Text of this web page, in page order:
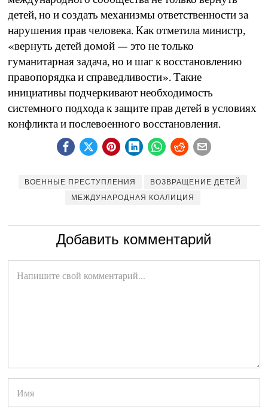
детей, но и создать механизмы ответственности за
нарушения прав человека. Как отметила министр,
«вернуть детей домой — это не только
гуманитарная задача, но и шаг к восстановлению
правопорядка и справедливости». Такие
инициативы подчеркивают необходимость
системного подхода к защите прав детей в условиях
конфликта и послевоенного восстановления.
ВОЕННЫЕ ПРЕСТУПЛЕНИЯ
ВОЗВРАЩЕНИЕ ДЕТЕЙ
МЕЖДУНАРОДНАЯ КОАЛИЦИЯ
Добавить комментарий